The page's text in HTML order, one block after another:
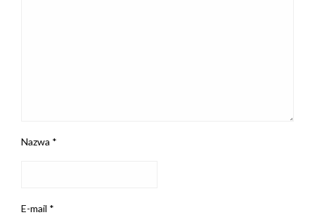
Nazwa *
E-mail *